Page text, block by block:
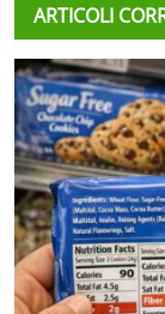
ARTICOLI